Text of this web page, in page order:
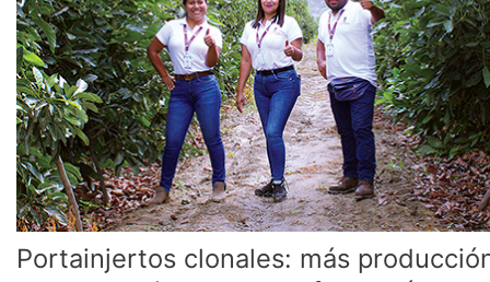
Portainjertos clonales: más
producción,
en
menos
tiempo
y
con
fruta
más
uniforme